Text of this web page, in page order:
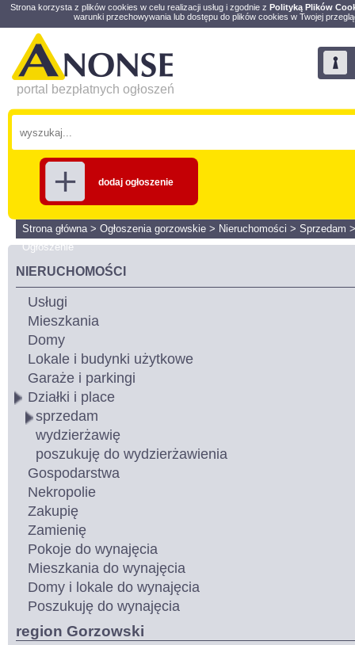
Strona korzysta z plików cookies w celu realizacji usług i zgodnie z Polityką Plików
warunki przechowywania lub dostępu do plików cookies w Twojej
portal bezpłatnych ogłoszeń
dodaj ogłoszenie
Strona główna> Ogłoszenia gorzowskie > Nieruchomości > Sprzedam
Ogłoszenie
NIERUCHOMOŚCI
Usługi
Mieszkania
Domy
Lokale i budynki użytkowe
Garaże i parkingi
Działki i place
sprzedam
wydzierżawię
poszukuję do wydzierżawienia
Gospodarstwa
Nekropolie
Zakupię
Zamienię
Pokoje do wynajęcia
Mieszkania do wynajęcia
Domy i lokale do wynajęcia
Poszukuję do wynajęcia
region Gorzowski